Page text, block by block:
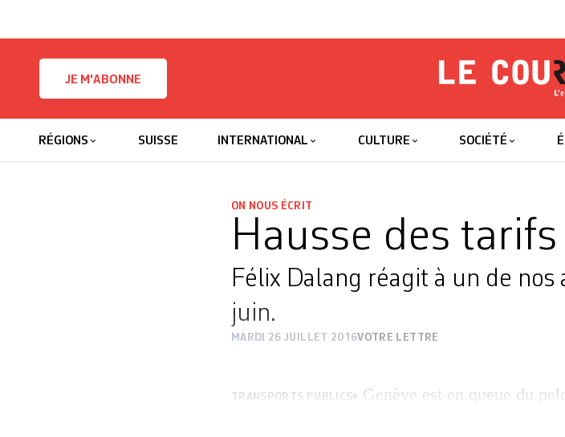
JE M'ABONNE
Le
RÉGIONS SUISSE INTERNATIONAL CULTURE SOCIÉTÉ
ON NOUS ÉCRIT
Hausse des tarifs
Félix Dalang réagit à un de
juin.
MARDI 26 JUILLET 2016VOTRE LETTRE
TRANSPORTS PUBLICS
Genève est en queue du